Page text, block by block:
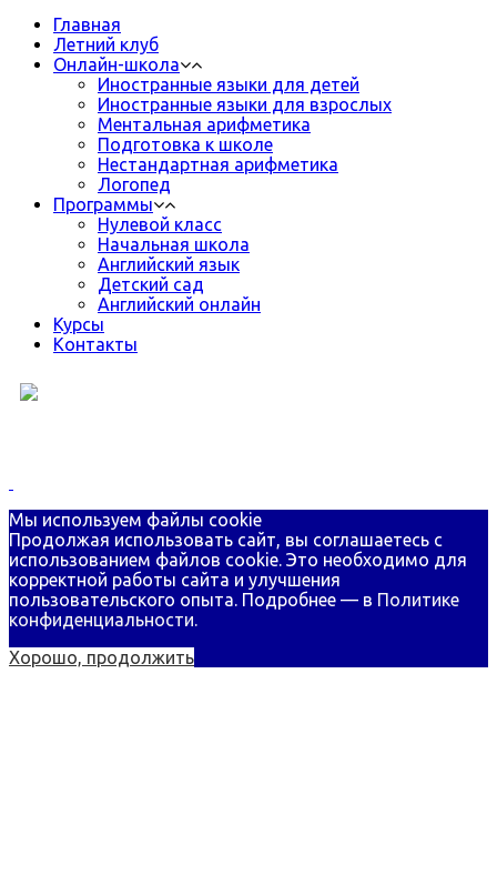
Главная
Летний клуб
Онлайн-школа
Иностранные языки для детей
Иностранные языки для взрослых
Ментальная арифметика
Подготовка к школе
Нестандартная арифметика
Логопед
Программы
Нулевой класс
Начальная школа
Английский язык
Детский сад
Английский онлайн
Курсы
Контакты
Мы используем файлы cookie
Продолжая использовать сайт, вы соглашаетесь с
использованием файлов cookie. Это необходимо для
корректной работы сайта и улучшения
пользовательского опыта. Подробнее — в Политике
конфиденциальности.
Хорошо, продолжить